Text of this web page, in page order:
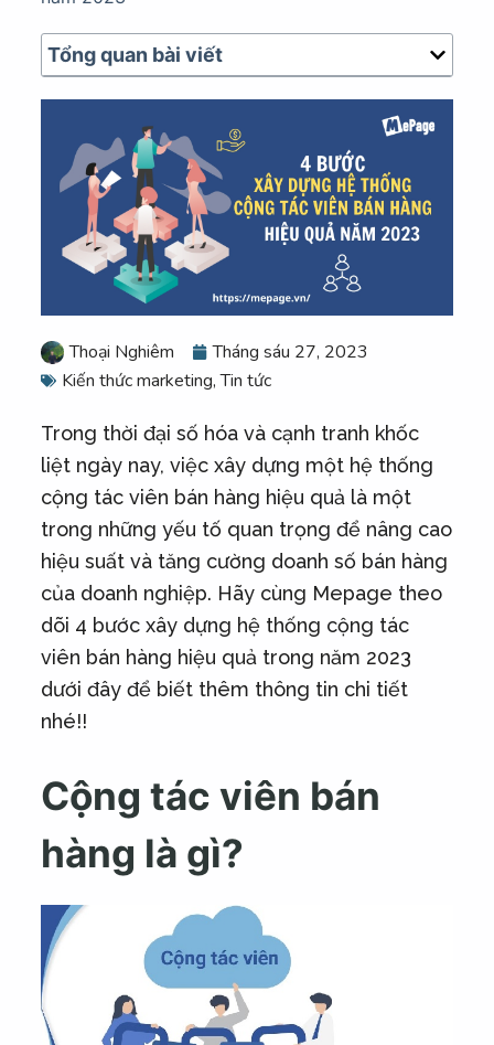
Tổng quan bài viết
Thoại Nghiêm
Tháng sáu 27, 2023
Kiến thức marketing,Tin tức
Trong thời đại số hóa và cạnh tranh khốc
liệt ngày nay, việc xây dựng một hệ thống
cộng tác viên bán hàng hiệu quả là một
trong những yếu tố quan trọng để nâng cao
hiệu suất và tăng cường doanh số bán hàng
của doanh nghiệp. Hãy cùng Mepage theo
dõi 4 bước xây dựng hệ thống cộng tác
viên bán hàng hiệu quả trong năm 2023
dưới đây để biết thêm thông tin chi tiết
nhé!!
Cộng tác viên bán
hàng là gì?